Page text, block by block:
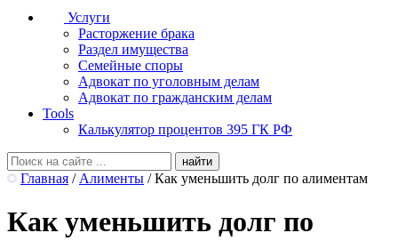
Услуги
Расторжение брака
Раздел имущества
Семейные споры
Адвокат по уголовным делам
Адвокат по гражданским делам
Tools
Калькулятор процентов 395 ГК РФ
Главная / Алименты / Как уменьшить долг по алиментам
Как уменьшить долг по